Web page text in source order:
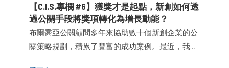
【C.I.S.專欄 #6】獲獎才是起點，新創如何透
過公關手段將獎項轉化為增長動能？
布爾喬亞公關顧問多年來協助數十個新創企業的公
關策略規劃，積累了豐富的成功案例。最近，我們